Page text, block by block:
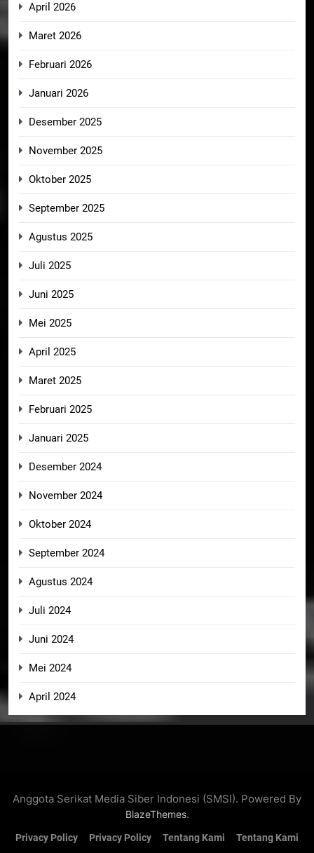
April 2026
Maret 2026
Februari 2026
Januari 2026
Desember 2025
November 2025
Oktober 2025
September 2025
Agustus 2025
Juli 2025
Juni 2025
Mei 2025
April 2025
Maret 2025
Februari 2025
Januari 2025
Desember 2024
November 2024
Oktober 2024
September 2024
Agustus 2024
Juli 2024
Juni 2024
Mei 2024
April 2024
Anggota Serikat Media Siber Indonesi (SMSI). Powered By
BlazeThemes.
Privacy Policy Privacy Policy Tentang Kami Tentang Kami